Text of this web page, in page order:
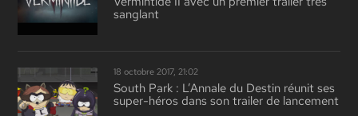
sanglant
18 octobre 2017, 21:02
South Park : L’Annale du Destin réunit ses
super-héros dans son trailer de lancement